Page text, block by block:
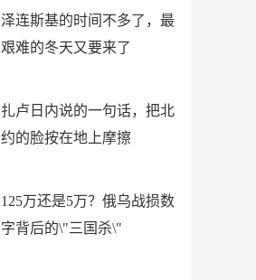
泽连斯基的时间不多了，最
艰难的冬天又要来了
扎卢日内说的一句话，把北
约的脸按在地上摩擦
125万还是5万？俄乌战损数
字背后的\"三国杀\"